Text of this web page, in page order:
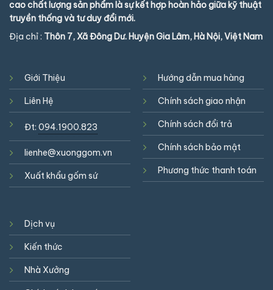
cao chất lượng sản phẩm là sự kết hợp hoàn hảo giữa kỹ thuật
truyền thống và tư duy đổi mới.
Địa chỉ : Thôn 7, Xã Đông Dư. Huyện Gia Lâm, Hà Nội, Việt Nam
Giới Thiệu
Liên Hệ
Đt: 094.1900.823
lienhe@xuonggom.vn
Xuất khẩu gốm sứ
Hướng dẫn mua hàng
Chính sách giao nhận
Chính sách đổi trả
Chính sách bảo mật
Phương thức thanh toán
Dịch vụ
Kiến thức
Nhà Xưởng